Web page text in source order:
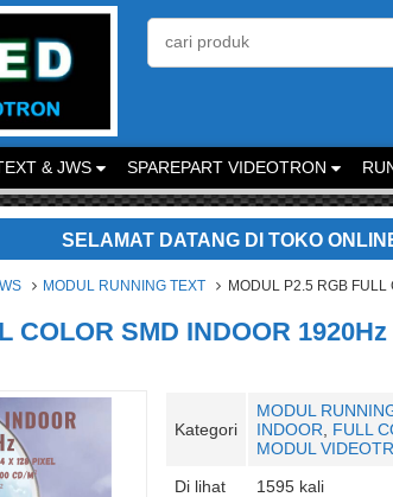
& JWS SPAREPART VIDEOTRON
DATANG DI TOKO ONLINE KAMI.
MODUL RUNNING TEXT
MODUL P2.5 RGB FULL
COLOR SMD INDOOR
Kategori
MODUL
INDOOR
FULL
MODUL
Di lihat
1595 kali